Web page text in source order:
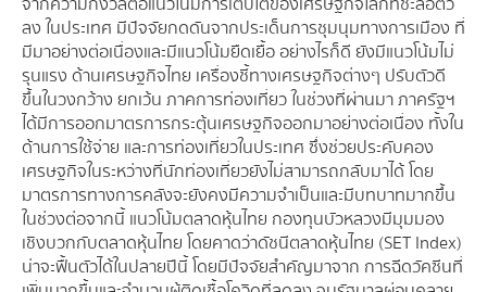
ลง ในประเทศ มีปัจจัยกดดันจากประเด็นการชุมนุมทางการเมือง ที่
มีมาอย่างต่อเนื่องและมีแนวโน้มยืดเยื้อ อย่างไรก็ดี ยังมีแนวโน้มไม่
รุนแรง ด้านเศรษฐกิจไทย เครื่องชี้ทางเศรษฐกิจต่างๆ ปรับตัวดี
ขึ้นในวงกว้าง ยกเว้น ภาคการท่องเที่ยว ในช่วงที่ผ่านมา ภาครัฐฯ
ได้มีการออกมาตรการกระตุ้นเศรษฐกิจออกมาอย่างต่อเนื่อง ทั้งใน
ด้านการใช้จ่าย และการท่องเที่ยวในประเทศ ซึ่งช่วยประคับคอง
เศรษฐกิจในระหว่างที่นักท่องเที่ยวยังไม่สามารถกลับมาได้ โดย
มาตรการทางการคลังจะยังคงมีความจำเป็นและมีบทบาทมากขึ้น
ในช่วงต่อจากนี้ แนวโน้มตลาดหุ้นไทย กองทุนบัวหลวงมีมุมมอง
เชิงบวกกับตลาดหุ้นไทย โดยคาดว่าดัชนีตลาดหุ้นไทย (SET Index)
น่าจะฟื้นตัวได้ในปลายปีนี้ โดยมีปัจจัยสำคัญมาจาก การฉีดวัคซีนที่